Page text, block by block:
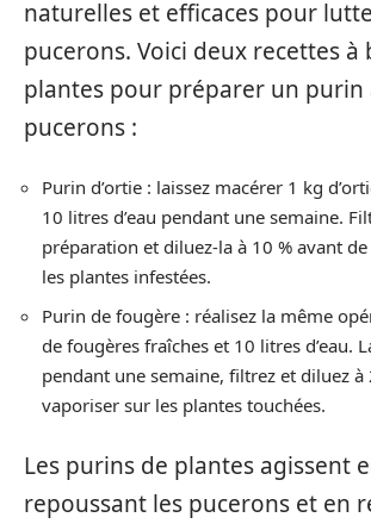
naturelles et efficaces pour
pucerons. Voici deux recettes à
plantes pour préparer un purin
pucerons :
Purin d’ortie : laissez macérer 1 kg
10 litres d’eau pendant une semaine.
préparation et diluez-la à 10 % avant
les plantes infestées.
Purin de fougère : réalisez la même
de fougères fraîches et 10 litres d’eau.
pendant une semaine, filtrez et diluez à
vaporiser sur les plantes touchées.
Les purins de plantes agissent
repoussant les pucerons et en